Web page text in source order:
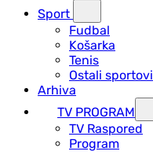
Sport
Fudbal
Košarka
Tenis
Ostali sportovi
Arhiva
TV PROGRAM
ТV Raspored
Program